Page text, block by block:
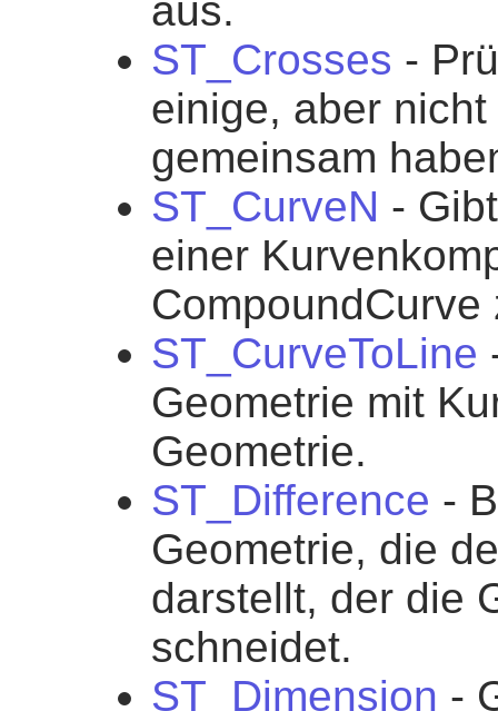
aus.
ST_Crosses -
einige, aber
gemeinsam
ST_CurveN -
einer
CompoundCurve
ST_CurveToLine
Geometrie mit
Geometrie.
ST_Difference -
Geometrie, die
darstellt, der die
schneidet.
ST_Dimension -